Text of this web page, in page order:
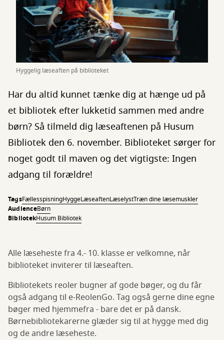
Hyggelig læseaften på biblioteket
Har du altid kunnet tænke dig at hænge ud på
et bibliotek efter lukketid sammen med andre
børn? Så tilmeld dig læseaftenen på Husum
Bibliotek den 6. november. Biblioteket sørger for
noget godt til maven og det vigtigste: Ingen
adgang til forældre!
TagsFællesspisningHyggeLæseaftenLæselystTræn dine læsemuskler
AudienceBørn
BibliotekHusum Bibliotek
Alle læseheste fra 4.- 10. klasse er velkomne, når
biblioteket inviterer til læseaften.
Bibliotekets reoler bugner af gode bøger, og du får
også adgang til e-ReolenGo. Tag også gerne dine egne
bøger med hjemmefra - bare det er på dansk.
Børnebibliotekarerne glæder sig til at hygge med dig
og de andre læseheste.